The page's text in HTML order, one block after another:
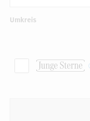
Umkreis